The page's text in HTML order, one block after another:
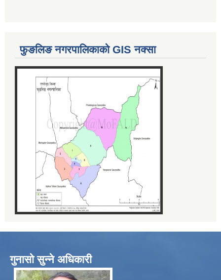
फुङलिङ नगरपालिकाको GIS नक्सा
गुनासो सुन्ने अधिकारी